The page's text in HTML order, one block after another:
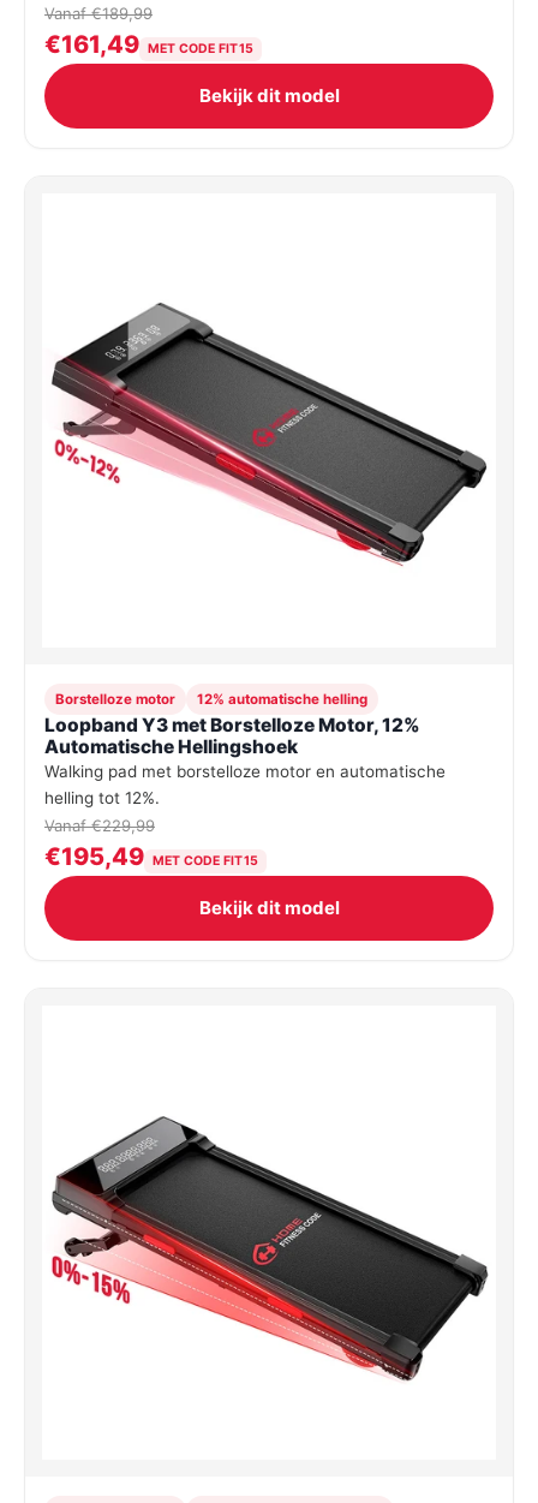
Vanaf €189,99
€161,49 MET CODE FIT15
Bekijk dit model
Borstelloze motor 12% automatische helling
Loopband Y3 met Borstelloze Motor, 12%
Automatische Hellingshoek
Walking pad met borstelloze motor en automatische
helling tot 12%.
Vanaf €229,99
€195,49 MET CODE FIT15
Bekijk dit model